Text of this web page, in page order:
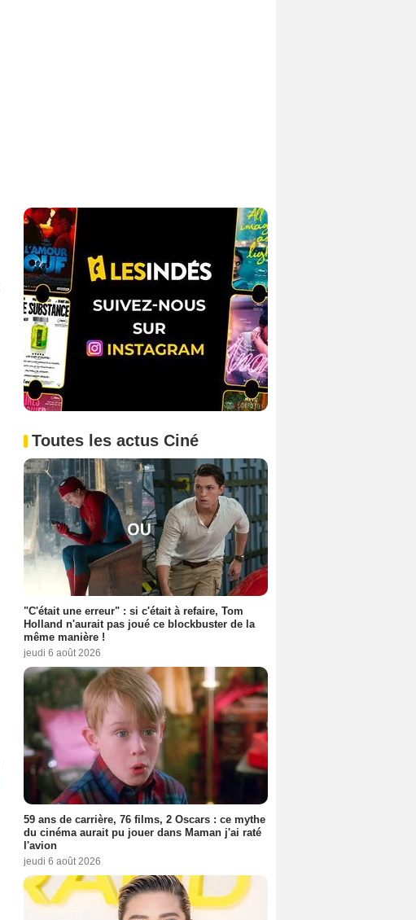
Toutes les actus Ciné
"C'était une erreur" : si c'était à refaire, Tom
Holland n'aurait pas joué ce blockbuster de la
même manière !
jeudi 6 août 2026
59 ans de carrière, 76 films, 2 Oscars : ce mythe
du cinéma aurait pu jouer dans Maman j'ai raté
l'avion
jeudi 6 août 2026